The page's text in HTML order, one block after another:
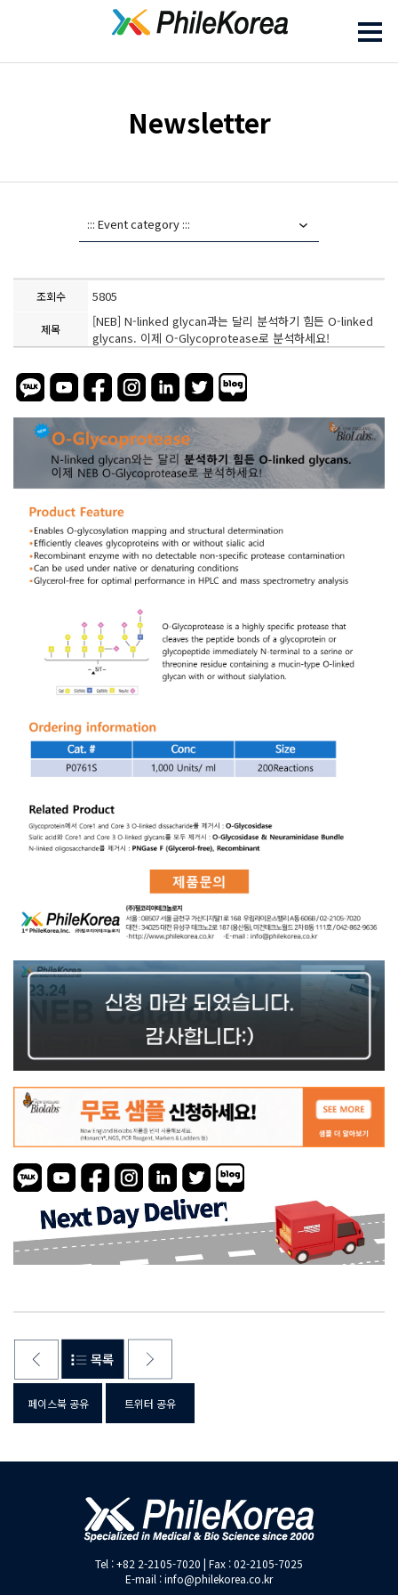
Newsletter
조회수 5805
제목
[NEB] N-linked glycan과는 달리 분석하기 힘든 O-linked
glycans. 이제 O-Glycoprotease로 분석하세요!
페이스북 공유 트위터 공유
Tel : +82 2-2105-7020 | Fax : 02-2105-7025
E-mail : info@philekorea.co.kr